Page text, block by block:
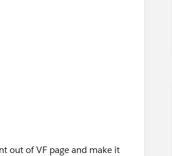
out of VF page and make it